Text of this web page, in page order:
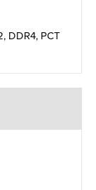
DDR4, PCT